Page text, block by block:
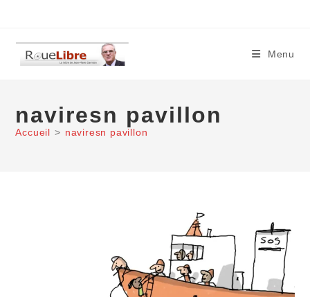
content
Menu
naviresn pavillon
Accueil > naviresn pavillon